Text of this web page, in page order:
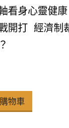
看身心靈健康
開打 經濟制
物車